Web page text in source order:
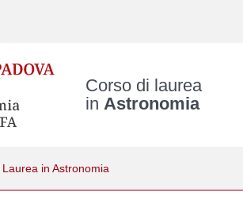
Corso di laurea
in Astronomia
in Astronomia